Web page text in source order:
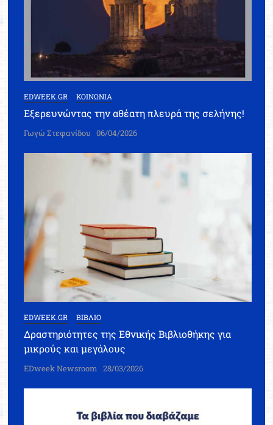
EDWEEK.GR ΚΟΙΝΩΝΙΑ
Εξερευνώντας την αθέατη πλευρά της σελήνης!
Γωγώ Στεφανίδου 06/04/2026
EDWEEK.GR ΒΙΒΛΙΟ
Δραστηριότητες της Εθνικής Βιβλιοθήκης για
μικρούς και μεγάλους
EDweek Newsroom 28/03/2026